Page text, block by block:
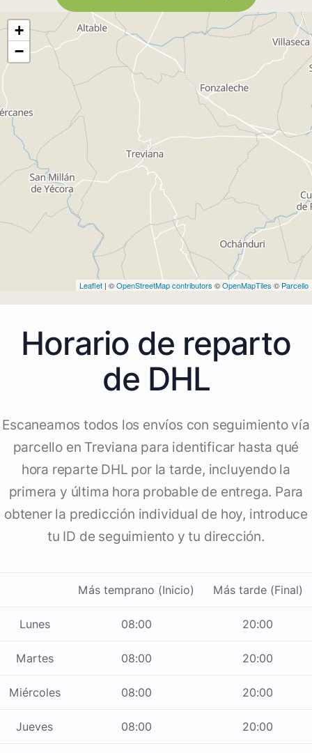
+
−
Leaflet | ©OpenStreetMap contributors ©OpenMapTiles © Parcello
Horario de reparto
de DHL
Escaneamos todos los envíos con seguimiento vía
parcello en Treviana para identificar hasta qué
hora reparte DHL por la tarde, incluyendo la
primera y última hora probable de entrega. Para
obtener la predicción individual de hoy, introduce
tu ID de seguimiento y tu dirección.
Más temprano (Inicio) Más tarde (Final)
Lunes 08:00 20:00
Martes 08:00 20:00
Miércoles 08:00 20:00
Jueves 08:00 20:00